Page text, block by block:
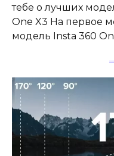
тебе о лучших
One X3 На первое
модель Insta 360